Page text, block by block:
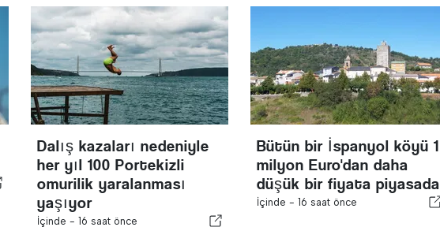
Dalış kazaları nedeniyle
her yıl 100 Portekizli
omurilik yaralanması
yaşıyor
İçinde - 16 saat önce
Bütün bir İspanyol köyü 1
milyon Euro'dan daha
düşük bir fiyata piyasada
İçinde - 16 saat önce